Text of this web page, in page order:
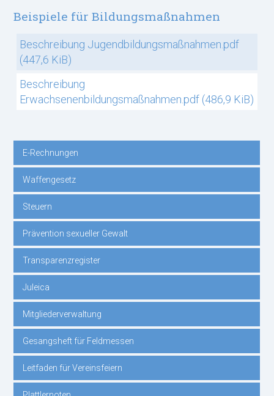
Beispiele für Bildungsmaßnahmen
Beschreibung Jugendbildungsmaßnahmen.pdf
(447,6 KiB)
Beschreibung
Erwachsenenbildungsmaßnahmen.pdf (486,9 KiB)
Navigation
überspringen
E-Rechnungen
Waffengesetz
Steuern
Prävention sexueller Gewalt
Transparenzregister
Juleica
Mitgliederverwaltung
Gesangsheft für Feldmessen
Leitfaden für Vereinsfeiern